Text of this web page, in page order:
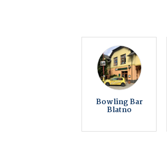
Multifunkční
centrum